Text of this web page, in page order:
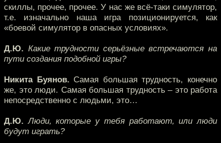
скиллы, прочее, прочее. У нас же всё-таки симулятор,
т.е. изначально наша игра позиционируется, как
«боевой симулятор в опасных условиях».
Д.Ю. Какие трудности серьёзные встречаются на
пути создания подобной игры?
Никита Буянов. Самая большая трудность, конечно
же, это люди. Самая большая трудность – это работа
непосредственно с людьми, это…
Д.Ю. Люди, которые у тебя работают, или люди
будут играть?